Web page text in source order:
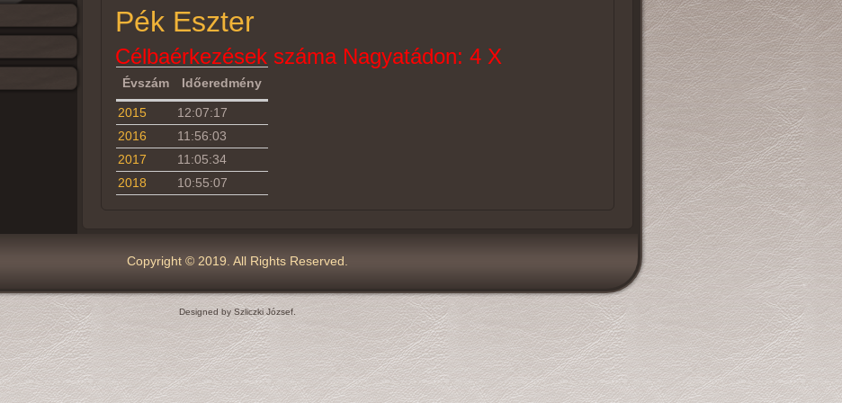
Pék Eszter
Célbaérkezések száma Nagyatádon: 4 X
Évszám Időeredmény
2015
12:07:17
2016
11:56:03
2017
11:05:34
2018
10:55:07
Copyright © 2019. All Rights Reserved.
Designed by Szliczki József.